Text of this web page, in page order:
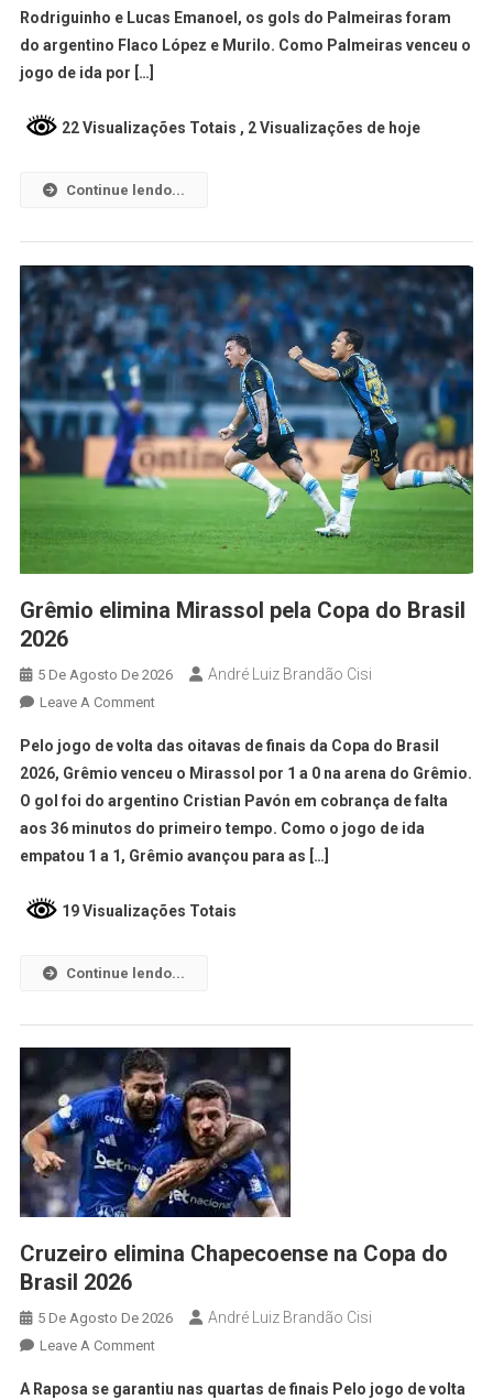
Rodriguinho e Lucas Emanoel, os gols do Palmeiras foram
do argentino Flaco López e Murilo. Como Palmeiras venceu o
jogo de ida por […]
22 Visualizações Totais , 2 Visualizações de hoje
Continue lendo...
Grêmio elimina Mirassol pela Copa do Brasil
2026
5 De Agosto De 2026 André Luiz Brandão Cisi
Leave A Comment
Pelo jogo de volta das oitavas de finais da Copa do Brasil
2026, Grêmio venceu o Mirassol por 1 a 0 na arena do Grêmio.
O gol foi do argentino Cristian Pavón em cobrança de falta
aos 36 minutos do primeiro tempo. Como o jogo de ida
empatou 1 a 1, Grêmio avançou para as […]
19 Visualizações Totais
Continue lendo...
Cruzeiro elimina Chapecoense na Copa do
Brasil 2026
5 De Agosto De 2026 André Luiz Brandão Cisi
Leave A Comment
A Raposa se garantiu nas quartas de finais Pelo jogo de volta